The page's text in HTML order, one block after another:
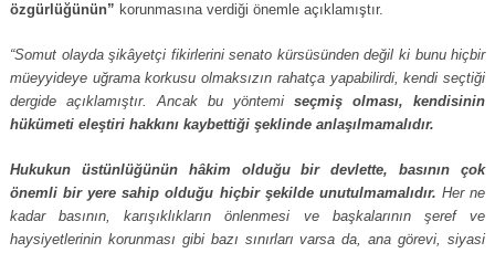
özgürlüğünün” korunmasına verdiği önemle açıklamıştır.
“Somut olayda şikâyetçi fikirlerini senato kürsüsünden değil ki bunu hiçbir
müeyyideye uğrama korkusu olmaksızın rahatça yapabilirdi, kendi seçtiği
dergide açıklamıştır. Ancak bu yöntemiseçmiş olması, kendisinin
hükümeti eleştiri hakkını kaybettiği şeklinde anlaşılmamalıdır.
Hukukun üstünlüğünün hâkim olduğu bir devlette, basının çok
önemli bir yere sahip olduğu hiçbir şekilde unutulmamalıdır. Her ne
kadar basının, karışıklıkların önlenmesi ve başkalarının şeref ve
haysiyetlerinin korunması gibi bazı sınırları varsa da, ana görevi, siyasi